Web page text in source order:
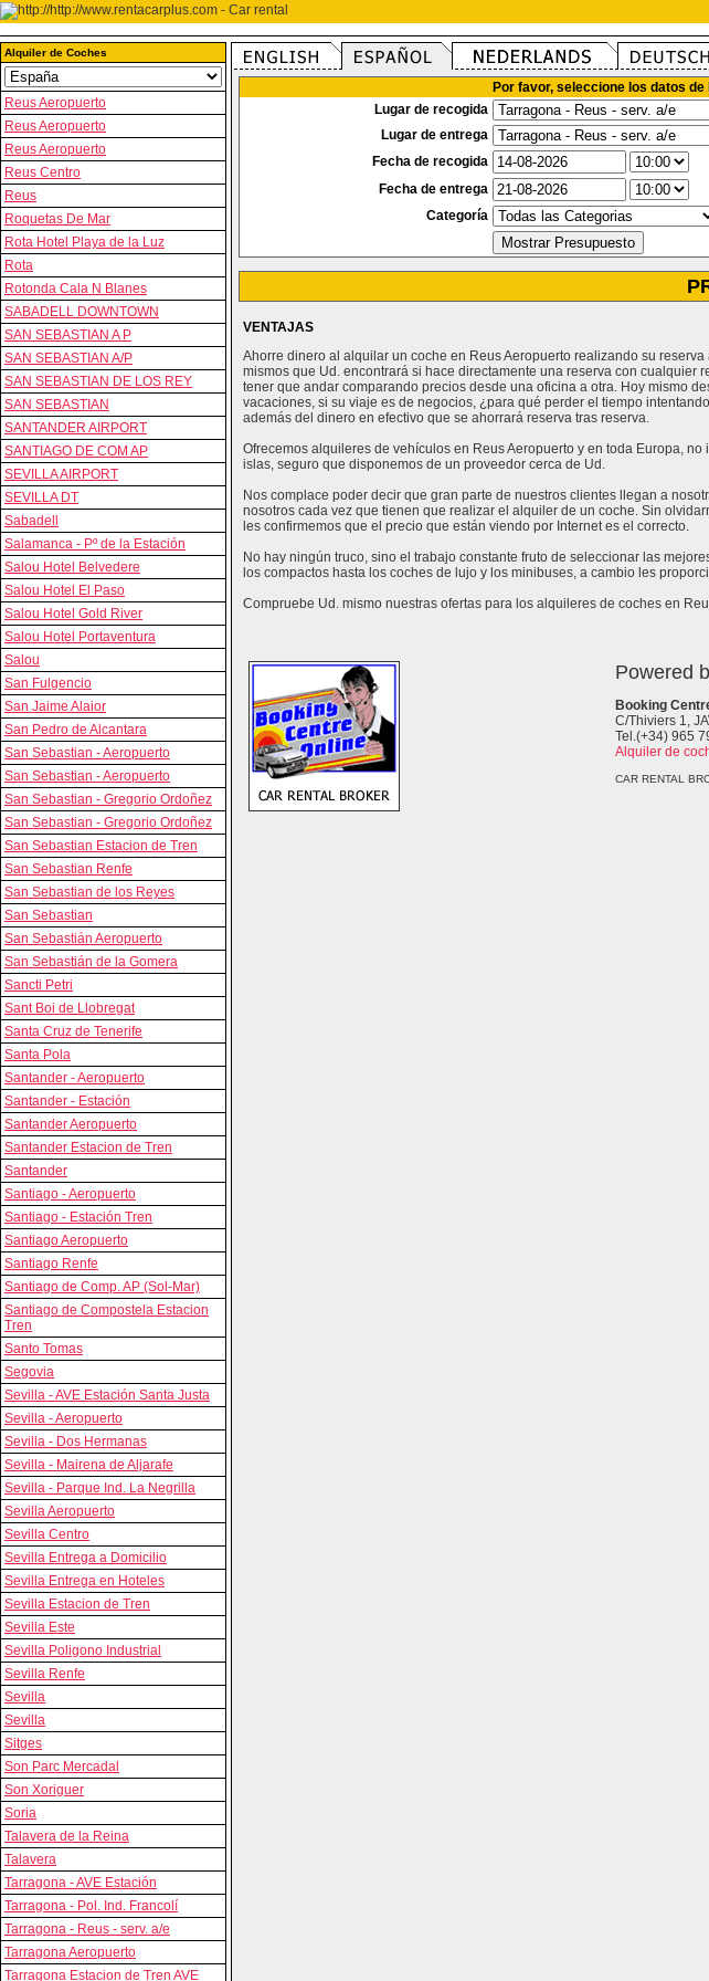
Alquiler de Coches
Reus Aeropuerto
Reus Aeropuerto
Reus Aeropuerto
Reus Centro
Reus
Roquetas De Mar
Rota Hotel Playa de la Luz
Rota
Rotonda Cala N Blanes
SABADELL DOWNTOWN
SAN SEBASTIAN A P
SAN SEBASTIAN A/P
SAN SEBASTIAN DE LOS REY
SAN SEBASTIAN
SANTANDER AIRPORT
SANTIAGO DE COM AP
SEVILLA AIRPORT
SEVILLA DT
Sabadell
Salamanca - Pº de la Estación
Salou Hotel Belvedere
Salou Hotel El Paso
Salou Hotel Gold River
Salou Hotel Portaventura
Salou
San Fulgencio
San Jaime Alaior
San Pedro de Alcantara
San Sebastian - Aeropuerto
San Sebastian - Aeropuerto
San Sebastian - Gregorio Ordoñez
San Sebastian - Gregorio Ordoñez
San Sebastian Estacion de Tren
San Sebastian Renfe
San Sebastian de los Reyes
San Sebastian
San Sebastián Aeropuerto
San Sebastián de la Gomera
Sancti Petri
Sant Boi de Llobregat
Santa Cruz de Tenerife
Santa Pola
Santander - Aeropuerto
Santander - Estación
Santander Aeropuerto
Santander Estacion de Tren
Santander
Santiago - Aeropuerto
Santiago - Estación Tren
Santiago Aeropuerto
Santiago Renfe
Santiago de Comp. AP (Sol-Mar)
Santiago de Compostela Estacion
Tren
Santo Tomas
Segovia
Sevilla - AVE Estación Santa Justa
Sevilla - Aeropuerto
Sevilla - Dos Hermanas
Sevilla - Mairena de Aljarafe
Sevilla - Parque Ind. La Negrilla
Sevilla Aeropuerto
Sevilla Centro
Sevilla Entrega a Domicilio
Sevilla Entrega en Hoteles
Sevilla Estacion de Tren
Sevilla Este
Sevilla Poligono Industrial
Sevilla Renfe
Sevilla
Sevilla
Sitges
Son Parc Mercadal
Son Xoriguer
Soria
Talavera de la Reina
Talavera
Tarragona - AVE Estación
Tarragona - Pol. Ind. Francolí
Tarragona - Reus - serv. a/e
Tarragona Aeropuerto
Tarragona Estacion de Tren AVE
Por favor, seleccione los datos
Lugar de recogida
Lugar de entrega
Fecha de recogida
Fecha de entrega
Categoría
VENTAJAS
Ahorre dinero al alquilar un coche en Reus Aeropuerto realizando su
mismos que Ud. encontrará si hace directamente una reserva con cualquier
tener que andar comparando precios desde una oficina a otra. Hoy mismo
vacaciones, si su viaje es de negocios, ¿para qué perder el tiempo
además del dinero en efectivo que se ahorrará reserva tras reserva.
Ofrecemos alquileres de vehículos en Reus Aeropuerto y en toda Europa,
islas, seguro que disponemos de un proveedor cerca de Ud.
Nos complace poder decir que gran parte de nuestros clientes llegan a
nosotros cada vez que tienen que realizar el alquiler de un coche. Sin
les confirmemos que el precio que están viendo por Internet es el correcto.
No hay ningún truco, sino el trabajo constante fruto de seleccionar las
los compactos hasta los coches de lujo y los minibuses, a cambio les
Compruebe Ud. mismo nuestras ofertas para los alquileres de coches en
Powered
Booking
C/Thiviers 1,
Tel.(+34) 965
Alquiler de
CAR RENTAL